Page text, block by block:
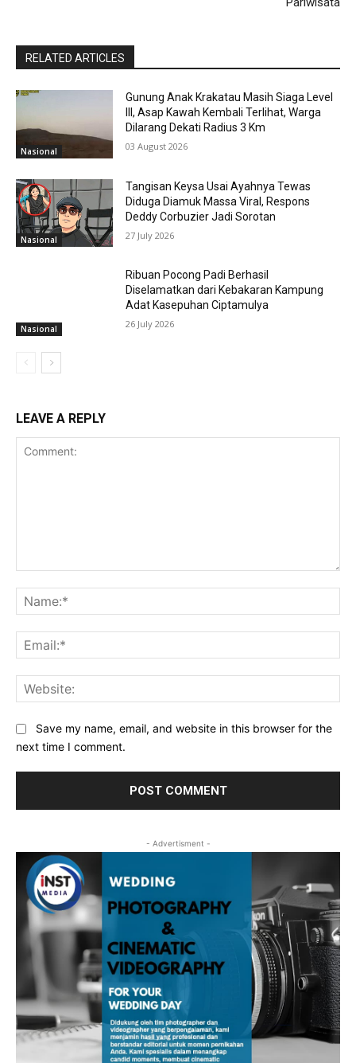
RELATED ARTICLES
Nasional
Gunung Anak Krakatau Masih Siaga Level
III, Asap Kawah Kembali Terlihat, Warga
Dilarang Dekati Radius 3 Km
03 August 2026
Nasional
Tangisan Keysa Usai Ayahnya Tewas
Diduga Diamuk Massa Viral, Respons
Deddy Corbuzier Jadi Sorotan
27 July 2026
Nasional
Ribuan Pocong Padi Berhasil
Diselamatkan dari Kebakaran Kampung
Adat Kasepuhan Ciptamulya
26 July 2026
LEAVE A REPLY
Save my name, email, and website in this browser for the
next time I comment.
- Advertisment -